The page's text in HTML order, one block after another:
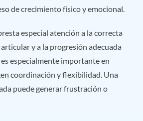
de crecimiento físico y emocional.
especial atención a la correcta
y a la progresión adecuada
especialmente importante en
coordinación y flexibilidad. Una
puede generar frustración o